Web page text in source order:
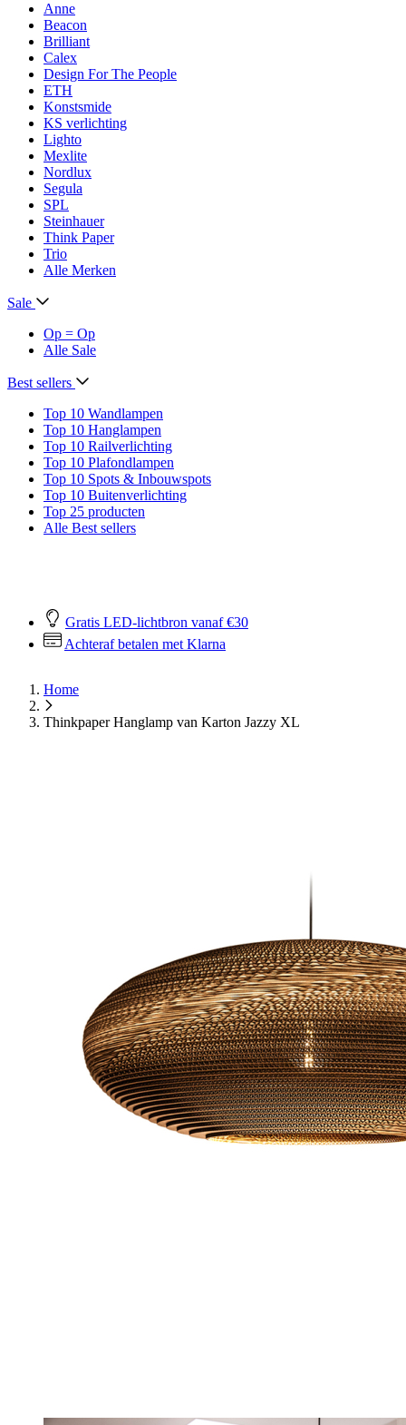
Anne
Beacon
Brilliant
Calex
Design For The People
ETH
Konstsmide
KS verlichting
Lighto
Mexlite
Nordlux
Segula
SPL
Steinhauer
Think Paper
Trio
Alle Merken
Sale
Op = Op
Alle Sale
Best sellers
Top 10 Wandlampen
Top 10 Hanglampen
Top 10 Railverlichting
Top 10 Plafondlampen
Top 10 Spots & Inbouwspots
Top 10 Buitenverlichting
Top 25 producten
Alle Best sellers
Gratis LED-lichtbron vanaf €30
Achteraf betalen met Klarna
Home
Thinkpaper Hanglamp van Karton Jazzy XL